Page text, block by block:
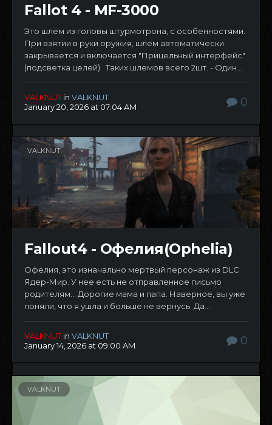
Fallot 4 - MF-3000
Это шлем из головы штурмотрона, с особенностями.
При взятии в руки оружия, шлем автоматически
закрывается и включается "Прицельный интерфейс"
(подсветка целей) Таких шлемов всего 2шт. - Один...
VALKNUTin VALKNUT
January 20, 2026 at 07:04 AM
0
VALKNUT
Fallout4 - Офелия(Ophelia)
Офелия, это изначально мертвый персонаж из DLC
Ядер-Мир. У нее есть не отправленное письмо
родителям... Дорогие мама и папа. Наверное, вы уже
поняли, что я ушла и больше не вернусь. Да...
VALKNUTin VALKNUT
January 14, 2026 at 09:00 AM
0
VALKNUT